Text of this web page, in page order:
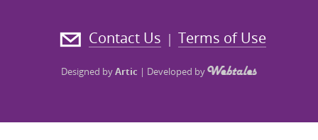
Terms of Use
|
Contact Us
Designed byArtic | Developed by